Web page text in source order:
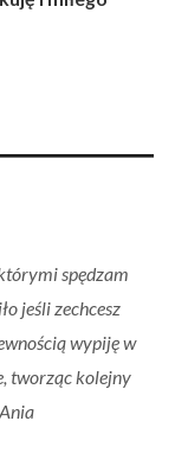
spędzam
jeśli zechcesz
wypiję w
tworząc kolejny